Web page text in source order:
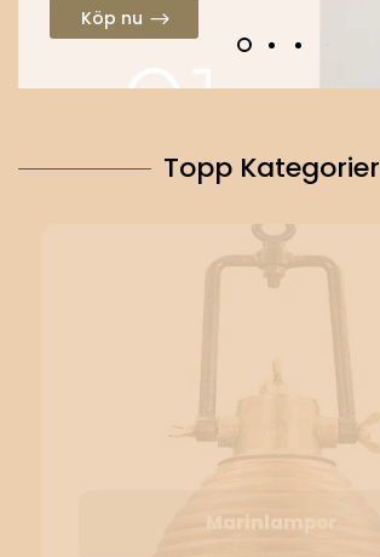
Köp nu
Topp Kategorier
Marinlampor